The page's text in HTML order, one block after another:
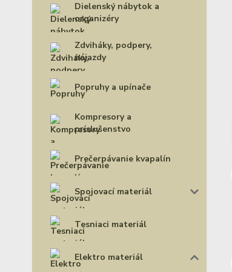
Dielenský nábytok a
organizéry
Zdviháky, podpery,
nájazdy
Popruhy a upínače
Kompresory a
príslušenstvo
Prečerpávanie kvapalín
Spojovací materiál
Tesniaci materiál
Elektro materiál